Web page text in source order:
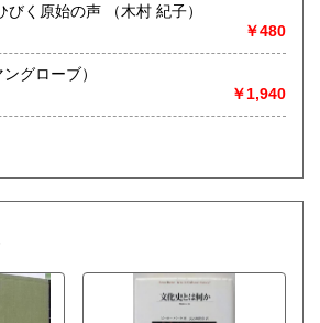
地名の原景: 列島にひびく原始の声 （木村 紀子）
￥480
マングローブ）
￥1,940